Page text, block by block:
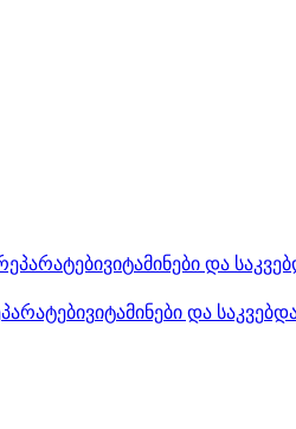
ვიტამინები და
ვიტამინები და